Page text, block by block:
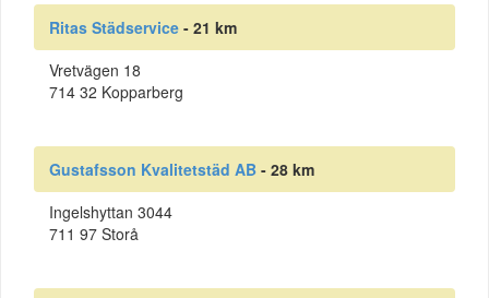
Ritas Städservice - 21 km
Vretvägen 18
714 32 Kopparberg
Gustafsson Kvalitetstäd AB - 28 km
Ingelshyttan 3044
711 97 Storå